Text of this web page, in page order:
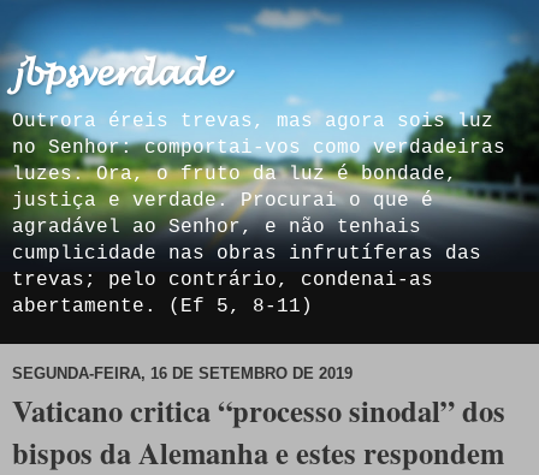
𝓳𝓫𝓹𝓼𝓿𝓮𝓻𝓭𝓪𝓭𝓮
Outrora éreis trevas, mas agora sois luz
no Senhor: comportai-vos como verdadeiras
luzes. Ora, o fruto da luz é bondade,
justiça e verdade. Procurai o que é
agradável ao Senhor, e não tenhais
cumplicidade nas obras infrutíferas das
trevas; pelo contrário, condenai-as
abertamente. (Ef 5, 8-11)
SEGUNDA-FEIRA, 16 DE SETEMBRO DE 2019
Vaticano critica “processo sinodal” dos
bispos da Alemanha e estes respondem